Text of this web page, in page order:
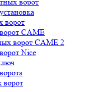
ворот
CAME
ворот CAME 2
Nice
ворот